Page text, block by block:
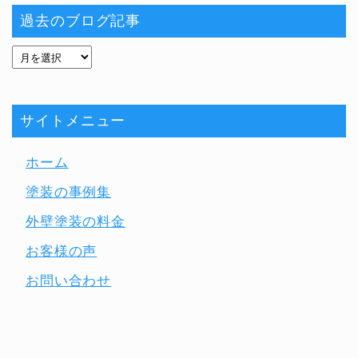
過去のブログ記事
サイトメニュー
ホーム
塗装の事例集
外壁塗装の料金
お客様の声
お問い合わせ